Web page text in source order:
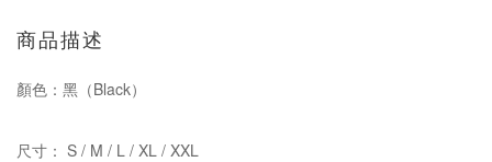
商品描述
顏色：黑（Black）
尺寸： S / M / L / XL / XXL